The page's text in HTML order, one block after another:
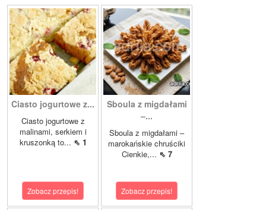
Ciasto jogurtowe z...
Ciasto jogurtowe z
malinami, serkiem i
kruszonką to... ⇖ 1
Zobacz przepis!
Sboula z migdałami
–...
Sboula z migdałami –
marokańskie chruściki
Cienkie,... ⇖ 7
Zobacz przepis!